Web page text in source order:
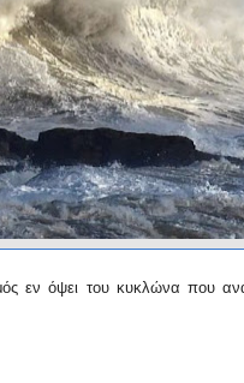
εν όψει του κυκλώνα που